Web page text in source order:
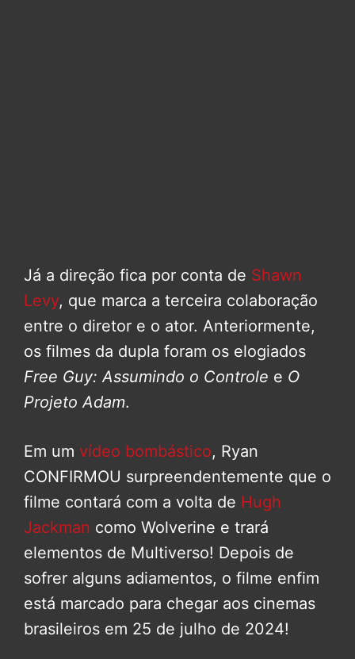
Já a direção fica por conta de Shawn
Levy, que marca a terceira colaboração
entre o diretor e o ator. Anteriormente,
os filmes da dupla foram os elogiados
Free Guy: Assumindo o Controle e O
Projeto Adam.
Em um vídeo bombástico, Ryan
CONFIRMOU surpreendentemente que o
filme contará com a volta de Hugh
Jackman como Wolverine e trará
elementos de Multiverso! Depois de
sofrer alguns adiamentos, o filme enfim
está marcado para chegar aos cinemas
brasileiros em 25 de julho de 2024!